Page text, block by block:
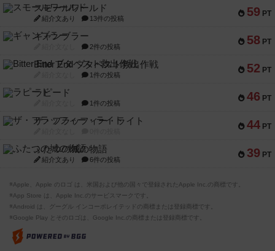
59 PT
スモールワールド
紹介文あり 13件の投稿
58 PT
ギャンブラー
2件の投稿
52 PT
Bitter End ブタペスト救出作戦
1件の投稿
46 PT
ラピード
1件の投稿
44 PT
ザ・フラッフィー・ライト
39 PT
ふたつの城の物語
紹介文あり 6件の投稿
※Apple、Apple のロゴ は、米国および他の国々で登録されたApple Inc.の商標です。
※App Store は、Apple Inc.のサービスマークです。
※Android は、グーグル インコーポレイテッドの商標または登録商標です。
※Google Play とそのロゴは、Google Inc.の商標または登録商標です。